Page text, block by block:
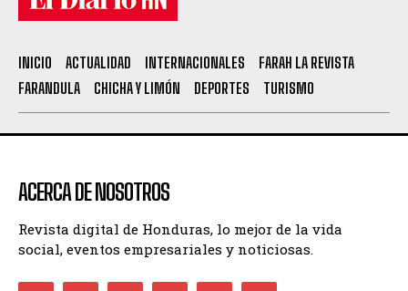
INICIO ACTUALIDAD INTERNACIONALES
FARAH LA REVISTA
FARANDULA
CHICHA Y LIMÓN DEPORTES TURISMO
ACERCA DE NOSOTROS
Revista digital de Honduras, lo mejor de la vida
social, eventos empresariales y noticiosas.